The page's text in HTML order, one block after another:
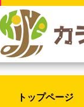
トップページ